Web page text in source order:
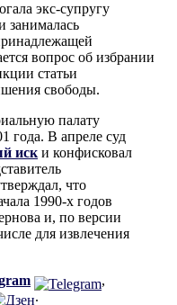
экс-супругу
занималась
вопрос об избрании
статьи
свободы.
палату
года. В апреле суд
иск и конфисковал
что
1990-х годов
и, по версии
для извлечения
,
.